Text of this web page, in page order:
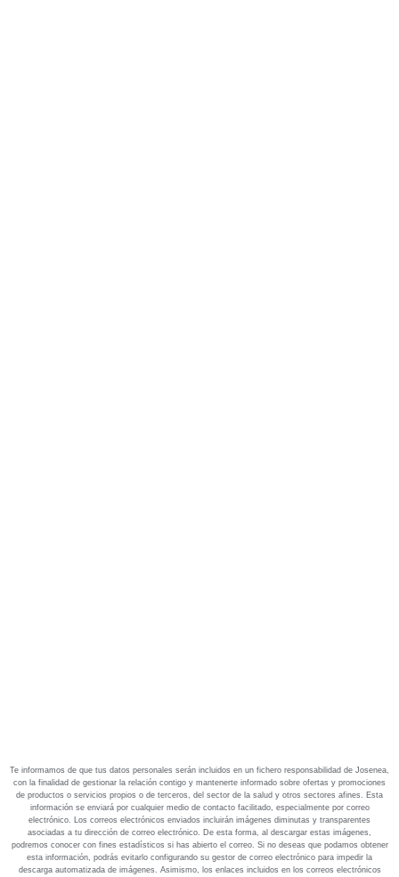
Te informamos de que tus datos personales serán incluidos en un fichero responsabilidad de Josenea,
con la finalidad de gestionar la relación contigo y mantenerte informado sobre ofertas y promociones
de productos o servicios propios o de terceros, del sector de la salud y otros sectores afines. Esta
información se enviará por cualquier medio de contacto facilitado, especialmente por correo
electrónico. Los correos electrónicos enviados incluirán imágenes diminutas y transparentes
asociadas a tu dirección de correo electrónico. De esta forma, al descargar estas imágenes,
podremos conocer con fines estadísticos si has abierto el correo. Si no deseas que podamos obtener
esta información, podrás evitarlo configurando su gestor de correo electrónico para impedir la
descarga automatizada de imágenes. Asimismo, los enlaces incluidos en los correos electrónicos